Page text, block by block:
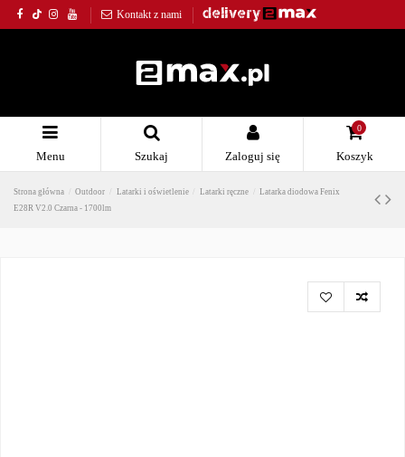
Kontakt z nami
Menu Szukaj Zaloguj się
0
Koszyk
Strona główna Outdoor Latarki i oświetlenie Latarki ręczne
Latarka diodowa Fenix
E28R V2.0 Czarna - 1700lm